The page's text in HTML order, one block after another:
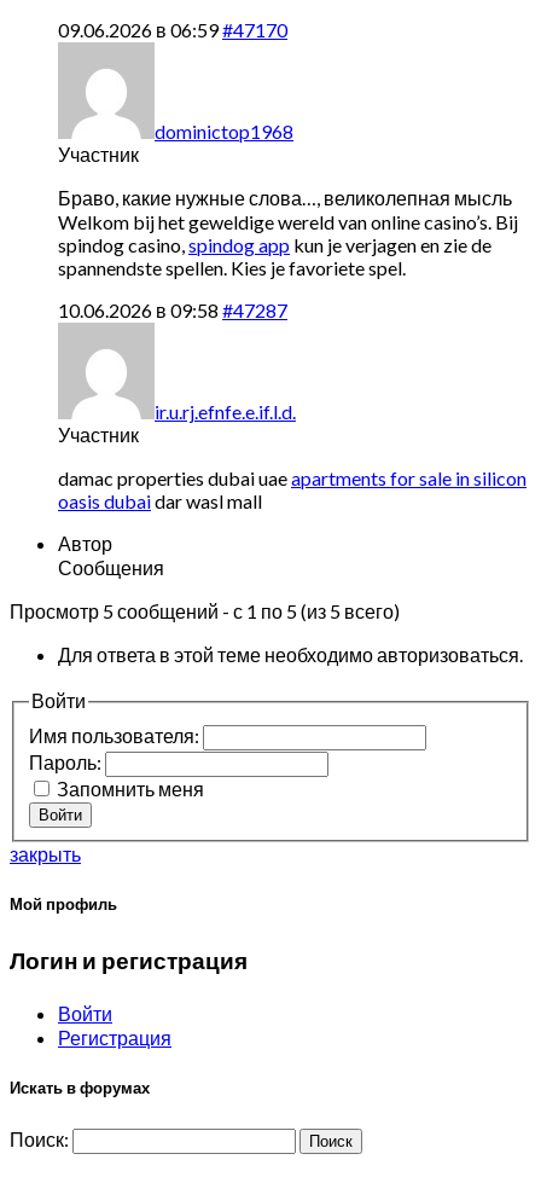
09.06.2026 в 06:59#47170
dominictop1968
Участник
Браво, какие нужные слова…, великолепная мысль
Welkom bij het geweldige wereld van online casino’s. Bij
spindog casino,spindog app kun je verjagen en zie de
spannendste spellen. Kies je favoriete spel.
10.06.2026 в 09:58 #47287
ir.u.rj.efnfe.e.if.l.d.
Участник
damac properties dubai uaeapartments for sale in silicon
oasis dubaidar wasl mall
Автор
Сообщения
Просмотр 5 сообщений - с 1 по 5 (из 5 всего)
Для ответа в этой теме необходимо авторизоваться.
Войти
Имя пользователя:
Пароль:
Запомнить меня
Войти
закрыть
Мой профиль
Логин и регистрация
Войти
Регистрация
Искать в форумах
Поиск: